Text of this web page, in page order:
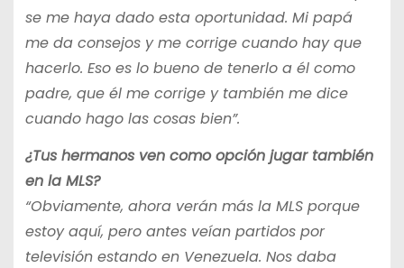
se me haya dado esta oportunidad. Mi papá
me da consejos y me corrige cuando hay que
hacerlo. Eso es lo bueno de tenerlo a él como
padre, que él me corrige y también me dice
cuando hago las cosas bien”.
¿Tus hermanos ven como opción jugar también
en la MLS?
“Obviamente, ahora verán más la MLS porque
estoy aquí, pero antes veían partidos por
televisión estando en Venezuela. Nos daba